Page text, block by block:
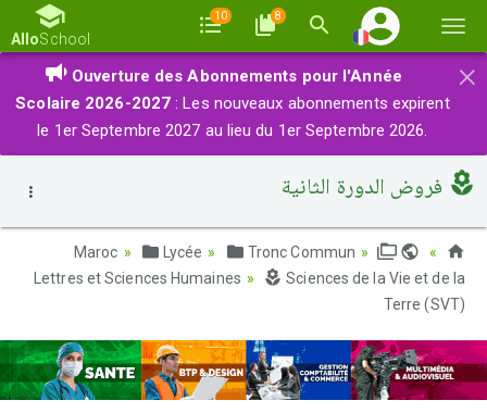
la
AlloSchool
10 8
×
Ouverture des Abonnements pour l'Année
Scolaire 2026-2027 : Les nouveaux abonnements expirent
le 1er Septembre 2027 au lieu du 1er Septembre 2026.
فروض الدورة الثانية
Lycée
Tronc Commun
Lettres et Sciences Humaines
Sciences de la Vie et de la
Terre (SVT)